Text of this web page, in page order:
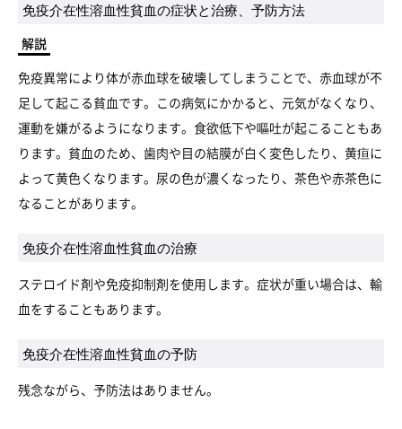
免疫介在性溶血性貧血の症状と治療、予防方法
解説
免疫異常により体が赤血球を破壊してしまうことで、赤血球が不
足して起こる貧血です。この病気にかかると、元気がなくなり、
運動を嫌がるようになります。食欲低下や嘔吐が起こることもあ
ります。貧血のため、歯肉や目の結膜が白く変色したり、黄疸に
よって黄色くなります。尿の色が濃くなったり、茶色や赤茶色に
なることがあります。
免疫介在性溶血性貧血の治療
ステロイド剤や免疫抑制剤を使用します。症状が重い場合は、輸
血をすることもあります。
免疫介在性溶血性貧血の予防
残念ながら、予防法はありません。